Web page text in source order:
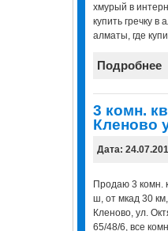
хмурый в
купить гречку в
алматы, где
Подробнее
3 комн.
Кленово
Дата:
Продаю 3 комн.
ш, от мкад 30
Кленово, ул.
65/48/6, все